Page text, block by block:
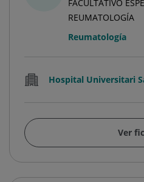
FACULTATIVO
REUMATOLOGÍA
Reumatología
Hospital Universitari
Ver